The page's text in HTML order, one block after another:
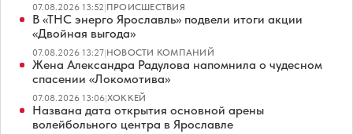
07.08.2026 13:52|ПРОИСШЕСТВИЯ
В «ТНС энерго Ярославль» подвели итоги акции
«Двойная выгода»
07.08.2026 13:27|НОВОСТИ КОМПАНИЙ
Жена Александра Радулова напомнила о чудесном
спасении «Локомотива»
07.08.2026 13:06|ХОККЕЙ
Названа дата открытия основной арены
волейбольного центра в Ярославле